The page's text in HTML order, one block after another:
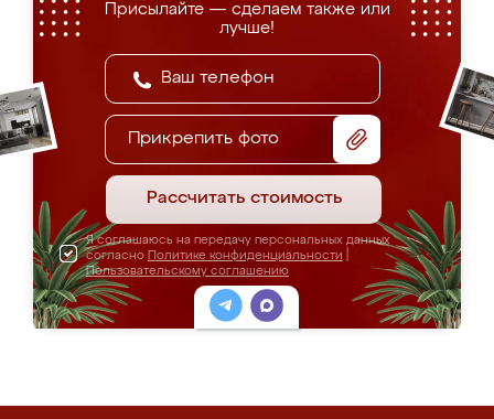
Присылайте — сделаем также или
лучше!
Прикрепить фото
Рассчитать стоимость
Я соглашаюсь на передачу персональных данных
согласно Политике конфиденциальности
Пользовательскому соглашению